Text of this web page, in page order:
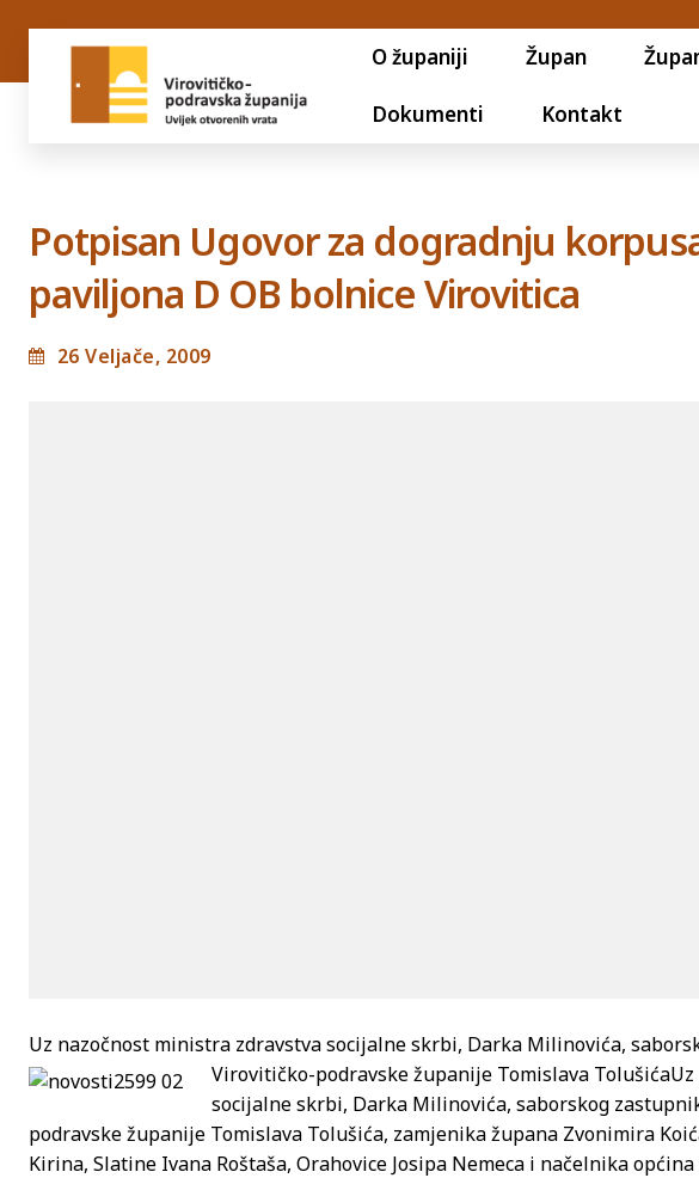
O županiji Župan
Dokumenti Kontakt
Potpisan Ugovor za dogradnju
paviljona D OB bolnice Virovitica
26 Veljače, 2009
Uz nazočnost ministra zdravstva socijalne skrbi, Darka Milinovića,
Virovitičko-podravske županije Tomislava Tolušića
socijalne skrbi, Darka Milinovića, saborskog
podravske županije Tomislava Tolušića, zamjenika župana Zvonimira
Kirina, Slatine Ivana Roštaša, Orahovice Josipa Nemeca i načelnika